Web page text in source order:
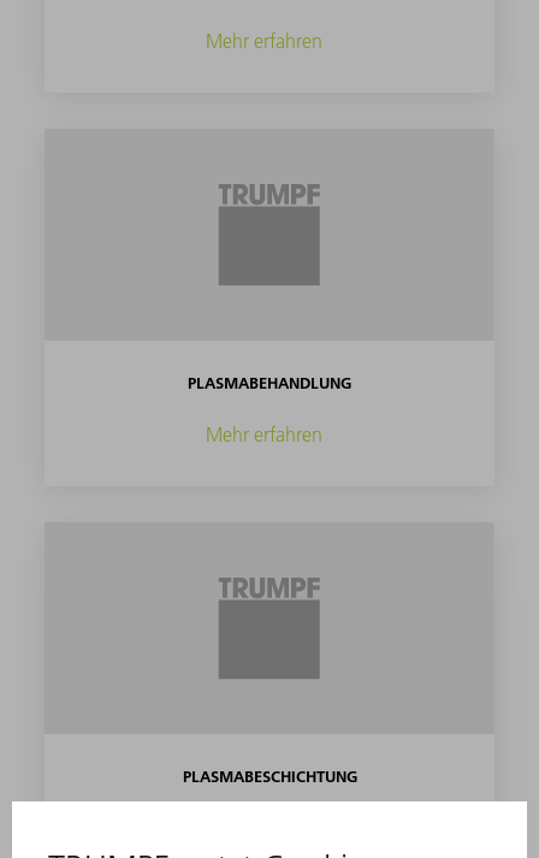
Mehr erfahren
PLASMABEHANDLUNG
Mehr erfahren
PLASMABESCHICHTUNG